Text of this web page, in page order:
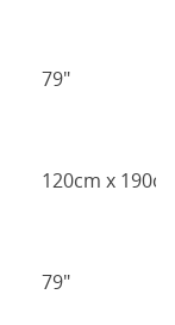
79"
120cm x
79"